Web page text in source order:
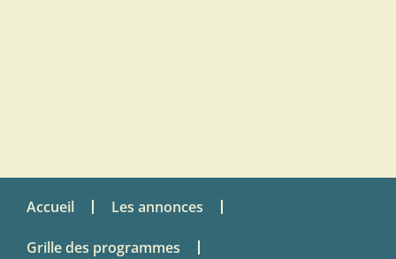
Accueil Les annonces
Grille des programmes